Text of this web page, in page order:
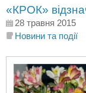
«КРОК»
28 травня 2015
Новини та події